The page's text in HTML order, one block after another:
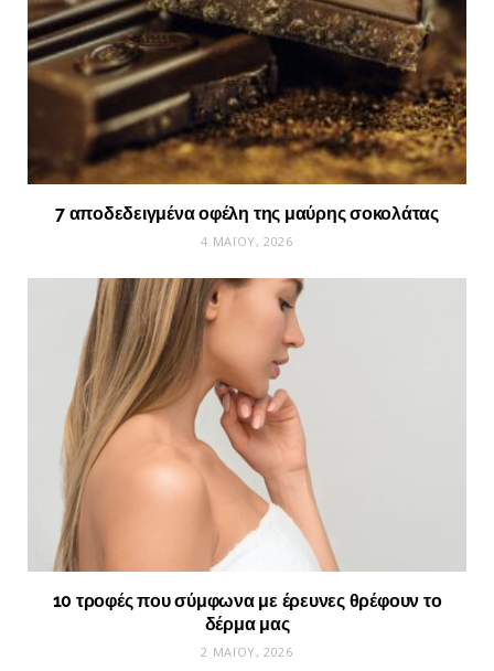
7 αποδεδειγμένα οφέλη της μαύρης σοκολάτας
4 ΜΑΪ́ΟΥ, 2026
10 τροφές που σύμφωνα με έρευνες θρέφουν το
δέρμα μας
2 ΜΑΪ́ΟΥ, 2026